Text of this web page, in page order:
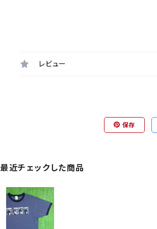
レビュー
保存
最近チェックした商品